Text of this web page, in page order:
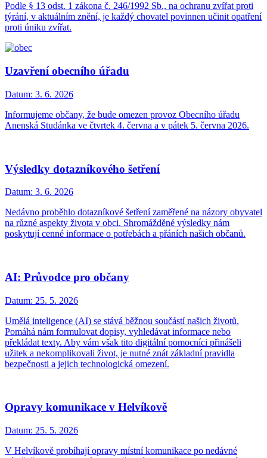
Podle § 13 odst. 1 zákona č. 246/1992 Sb., na ochranu zvířat proti
týrání, v aktuálním znění, je každý chovatel povinnen učinit opatření
proti úniku zvířat.
Uzavření obecního úřadu
Datum: 3. 6. 2026
Informujeme občany, že bude omezen provoz Obecního úřadu
Anenská Studánka ve čtvrtek 4. června a v pátek 5. června 2026.
Výsledky dotazníkového šetření
Datum: 3. 6. 2026
Nedávno proběhlo dotazníkové šetření zaměřené na názory obyvatel
na různé aspekty života v obci. Shromážděné výsledky nám
poskytují cenné informace o potřebách a přáních našich občanů.
AI: Průvodce pro občany
Datum: 25. 5. 2026
Umělá inteligence (AI) se stává běžnou součástí našich životů.
Pomáhá nám formulovat dopisy, vyhledávat informace nebo
překládat texty. Aby vám však tito digitální pomocníci přinášeli
užitek a nekomplikovali život, je nutné znát základní pravidla
bezpečnosti a jejich technologická omezení.
Opravy komunikace v Helvíkově
Datum: 25. 5. 2026
V Helvíkově probíhají opravy místní komunikace po nedávné